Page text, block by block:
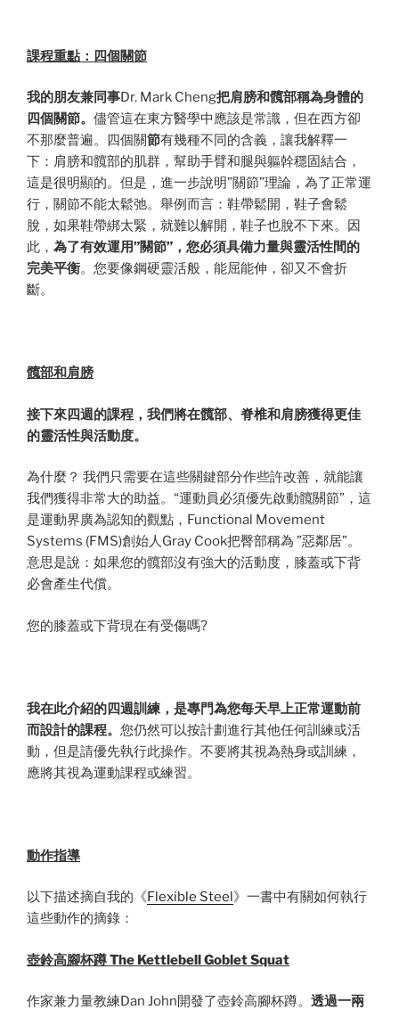
課程重點：四個關節
我的朋友兼同事Dr. Mark Cheng把肩膀和髖部稱為身體的
四個關節。 儘管這在東方醫學中應該是常識，但在西方卻
不那麼普遍。四個關節有幾種不同的含義，讓我解釋一
下：肩膀和髖部的肌群，幫助手臂和腿與軀幹穩固結合，
這是很明顯的。但是，進一步說明”關節”理論，為了正常運
行，關節不能太鬆弛。舉例而言：鞋帶鬆開，鞋子會鬆
脫，如果鞋帶綁太緊，就難以解開，鞋子也脫不下來。因
此， 為了有效運用”關節” ，您必須具備力量與靈活性間的
完美平衡。您要像鋼硬靈活般，能屈能伸，卻又不會折
斷。
髖部和肩膀
接下來四週的課程，我們將在髖部、脊椎和肩膀獲得更佳
的靈活性與活動度。
為什麼？ 我們只需要在這些關鍵部分作些許改善，就能讓
我們獲得非常大的助益。“運動員必須優先啟動髖關節”，這
是運動界廣為認知的觀點，Functional Movement
Systems (FMS)創始人Gray Cook把臀部稱為 ”惡鄰居”。
意思是說：如果您的髖部沒有強大的活動度，膝蓋或下背
必會產生代償。
您的膝蓋或下背現在有受傷嗎?
我在此介紹的四週訓練，是專門為您每天早上正常運動前
而設計的課程。 您仍然可以按計劃進行其他任何訓練或活
動，但是請優先執行此操作。不要將其視為熱身或訓練，
應將其視為運動課程或練習。
動作指導
以下描述摘自我的《Flexible Steel》一書中有關如何執行
這些動作的摘錄：
壺鈴高腳杯蹲The Kettlebell Goblet Squat
作家兼力量教練Dan John開發了壺鈴高腳杯蹲。 透過一兩